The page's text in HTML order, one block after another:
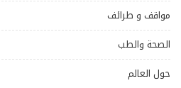
مواقف و طرائف
الصحة والطب
حول العالم